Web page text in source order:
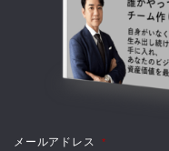
メールアドレス *